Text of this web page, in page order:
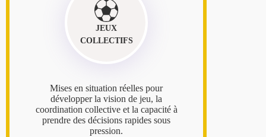
JEUX
COLLECTIFS
Mises en situation réelles pour
développer la vision de jeu, la
coordination collective et la capacité à
prendre des décisions rapides sous
pression.